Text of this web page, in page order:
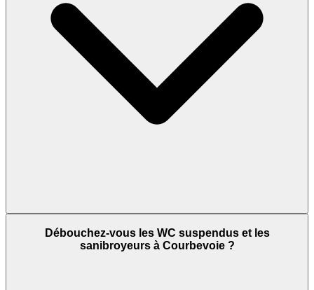
Débouchez-vous les WC suspendus et les
sanibroyeurs à Courbevoie ?